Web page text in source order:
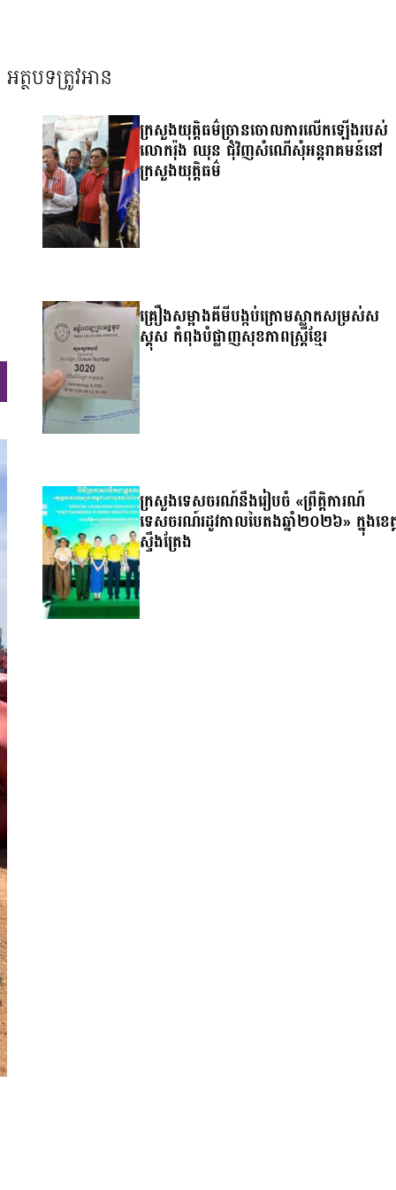
អត្ថបទត្រូវអាន
ក្រសួងយុត្តិធម៌ច្រានចោលការលើកឡើងរបស់
លោករ៉ុង ឈុន ជុំវិញសំណើសុំអន្តរាគមន៍នៅ
ក្រសួងយុត្តិធម៌
គ្រឿងសម្អាងគីមីបង្កប់ក្រោមស្លាកសម្រស់ស
ស្គុស កំពុងបំផ្លាញសុខភាពស្ត្រីខ្មែរ
ក្រសួងទេសចរណ៍នឹងរៀបចំ «ព្រឹត្តិការណ៍
ទេសចរណ៍រដូវកាលបៃតងឆ្នាំ២០២៦» ក្នុងខេ
ស្ទឹងត្រែង